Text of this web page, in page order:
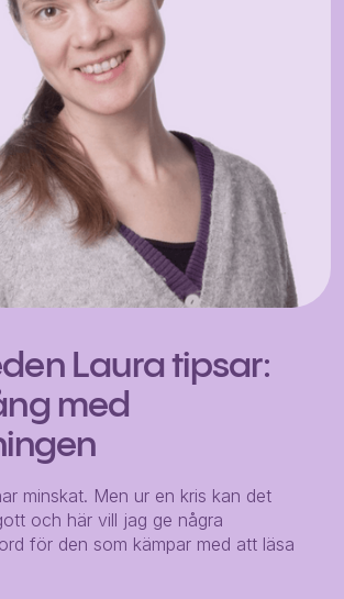
Laura tipsar:
med
minskat. Men ur en kris kan det
och här vill jag ge några
för den som kämpar med att läsa